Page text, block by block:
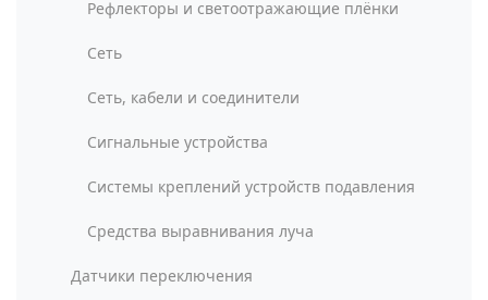
Рефлекторы и светоотражающие плёнки
Сеть
Сеть, кабели и соединители
Сигнальные устройства
Системы креплений устройств подавления
Средства выравнивания луча
Датчики переключения